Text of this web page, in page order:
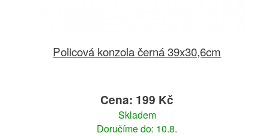
Policová konzola černá 39x30,6cm
Cena: 199 Kč
Skladem
Doručíme do: 10.8.